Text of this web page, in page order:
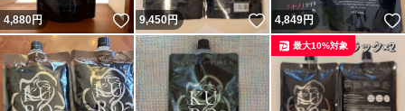
4,880円 いいね！
9,450円 いいね！
4,849円
最大10%対象